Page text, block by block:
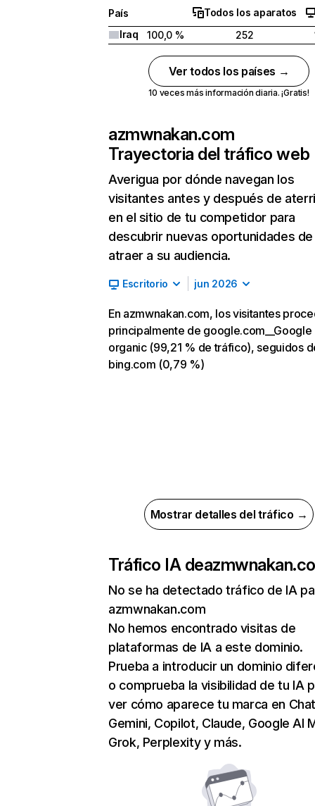
País
Todos los aparatos
Iraq
100,0 % 252
Ver todos los países →
10 veces más información diaria. ¡Gratis!
azmwnakan.com
Trayectoria del tráfico web
Averigua por dónde navegan los
visitantes antes y después de
en el sitio de tu competidor para
descubrir nuevas oportunidades de
atraer a su audiencia.
Escritorio jun 2026
En azmwnakan.com, los visitantes
principalmente de google.com__Google
organic (99,21 % de tráfico), seguidos
bing.com (0,79 %)
Mostrar detalles del tráfico →
Tráfico IA de
No se ha detectado tráfico de IA
azmwnakan.com
No hemos encontrado visitas de
plataformas de IA a este dominio.
Prueba a introducir un dominio
o comprueba la visibilidad de tu IA
ver cómo aparece tu marca en
Gemini, Copilot, Claude, Google AI
Grok, Perplexity y más.